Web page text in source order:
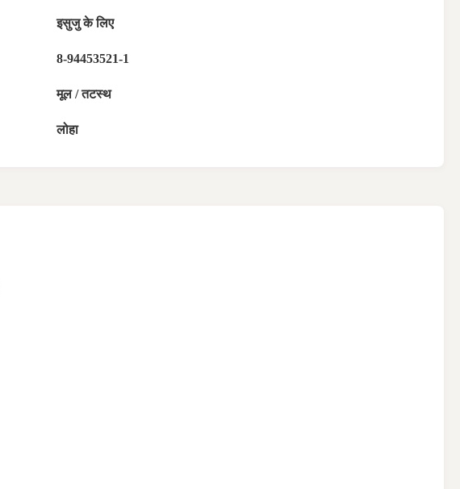
इसुजु के लिए
8-94453521-1
मूल / तटस्थ
लोहा